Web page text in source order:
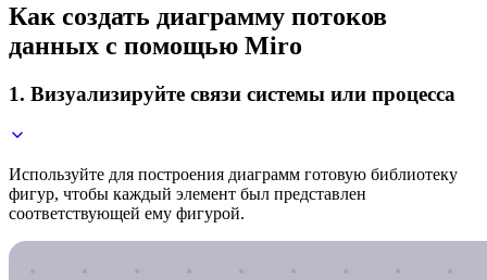
Как создать диаграмму потоков
данных с помощью Miro
1. Визуализируйте связи системы или процесса
Используйте для построения диаграмм готовую библиотеку
фигур, чтобы каждый элемент был представлен
соответствующей ему фигурой.